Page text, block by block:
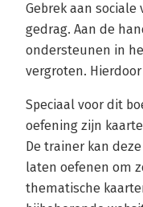
Gebrek aan
gedrag. Aan de
ondersteunen in
vergroten.
Speciaal voor dit
oefening zijn
De trainer kan
laten oefenen om
thematische